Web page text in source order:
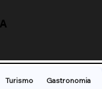
Turismo
Gastronomia